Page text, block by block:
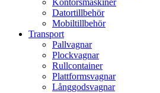
Kontorsmaskiner
Datortillbehör
Mobiltillbehör
Transport
Pallvagnar
Plockvagnar
Rullcontainer
Plattformsvagnar
Långgodsvagnar